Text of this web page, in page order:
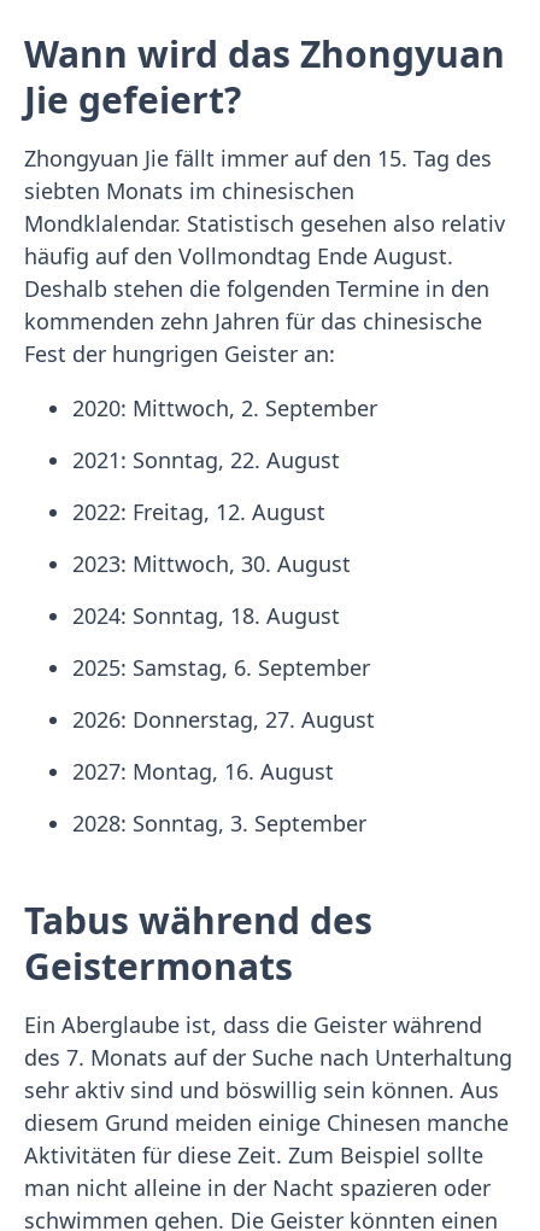
Wann wird das Zhongyuan
Jie gefeiert?
Zhongyuan Jie fällt immer auf den 15. Tag des
siebten Monats im chinesischen
Mondklalendar. Statistisch gesehen also relativ
häufig auf den Vollmondtag Ende August.
Deshalb stehen die folgenden Termine in den
kommenden zehn Jahren für das chinesische
Fest der hungrigen Geister an:
2020: Mittwoch, 2. September
2021: Sonntag, 22. August
2022: Freitag, 12. August
2023: Mittwoch, 30. August
2024: Sonntag, 18. August
2025: Samstag, 6. September
2026: Donnerstag, 27. August
2027: Montag, 16. August
2028: Sonntag, 3. September
Tabus während des
Geistermonats
Ein Aberglaube ist, dass die Geister während
des 7. Monats auf der Suche nach Unterhaltung
sehr aktiv sind und böswillig sein können. Aus
diesem Grund meiden einige Chinesen manche
Aktivitäten für diese Zeit. Zum Beispiel sollte
man nicht alleine in der Nacht spazieren oder
schwimmen gehen. Die Geister könnten einen